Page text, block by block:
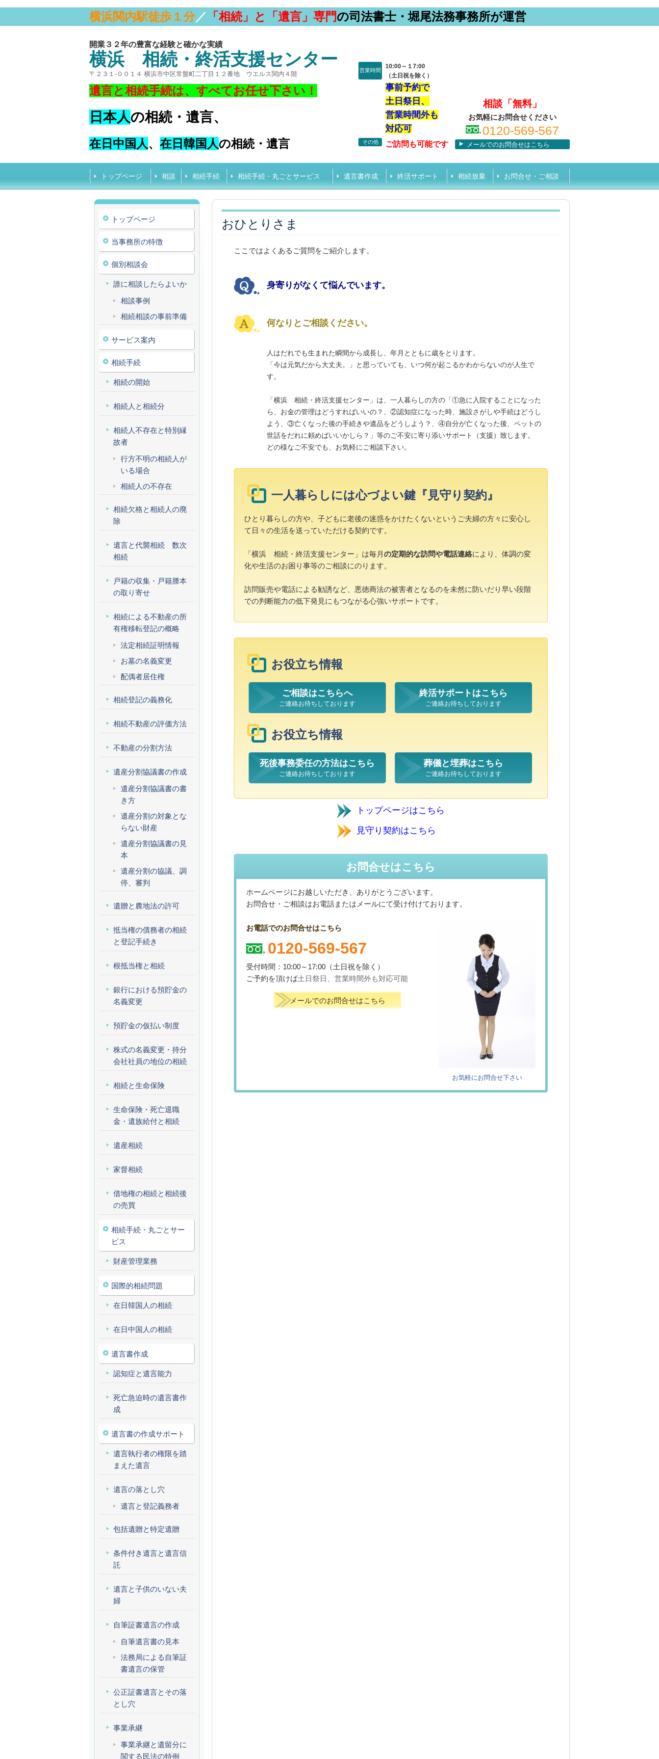
横浜関内駅徒歩１分／ 「 相続」と「遺言」専門の司法書士・堀尾法務事務所が運営
開業３２年の豊富な経験と確かな実績
横浜 相続・終活支援センター
〒２３１-００１４ 横浜市中区常盤町二丁目１２番地 ウエルス関内４階
遺言と相続手続は、すべてお任せ下さい！
日本人の相続・遺言、
在日中国人、 在日韓国人の相続・遺言
営業時間
10:00～１7:00
（土日祝を除く）
事前予約で
土日祭日、
営業時間外も
対応可
その他 ご訪問も可能です
相談「無料」
お気軽にお問合せください
0120-569-567
メールでのお問合せはこちら
トップページ 相談 相続手続 相続手続・丸ごとサービス 遺言書作成 終活サポート 相続放棄 お問合せ・ご相談
おひとりさま
ここではよくあるご質問をご紹介します。
身寄りがなくて悩んでいます。
何なりとご相談ください。
人はだれでも生まれた瞬間から成長し、年月とともに歳をとります。
「今は元気だから大丈夫。」と思っていても、いつ何が起こるかわからないのが人生で
す。
「横浜 相続・終活支援センター」は、一人暮らしの方の「①急に入院することになった
ら、お金の管理はどうすればいいの？、②認知症になった時、施設さがしや手続はどうし
よう、③亡くなった後の手続きや遺品をどうしよう？、④自分が亡くなった後、ペットの
世話をだれに頼めばいいかしら？」等のご不安に寄り添いサポート（支援）致します。
どの様なご不安でも、お気軽にご相談下さい。
一人暮らしには心づよい鍵『見守り契約』
ひとり暮らしの方や、子どもに老後の迷惑をかけたくないというご夫婦の方々に安心し
て日々の生活を送っていただける契約です。
「横浜 相続・終活支援センター」は毎月の定期的な訪問や電話連絡により、体調の変
化や生活のお困り事等のご相談にのります。
訪問販売や電話による勧誘など、悪徳商法の被害者となるのを未然に防いだり早い段階
での判断能力の低下発見にもつながる心強いサポートです。
お役立ち情報
ご相談はこちらへ
ご連絡お待ちしております
終活サポートはこちら
ご連絡お待ちしております
お役立ち情報
死後事務委任の方法はこちら
ご連絡お待ちしております
葬儀と埋葬はこちら
ご連絡お待ちしております
トップページはこちら
見守り契約はこちら
お問合せはこちら
ホームページにお越しいただき、ありがとうございます。
お問合せ・ご相談はお電話またはメールにて受け付けております。
お気軽にお問合せ下さい
お電話でのお問合せはこちら
0120-569-567
受付時間：10:00～17:00（土日祝を除く）
ご予約を頂けば土日祭日、 営業時間外も対応可能
メールでのお問合せはこちら
トップページ
当事務所の特徴
個別相談会
誰に相談したらよいか
相談事例
相続相談の事前準備
サービス案内
相続手続
相続の開始
相続人と相続分
相続人不存在と特別縁
故者
行方不明の相続人が
いる場合
相続人の不存在
相続欠格と相続人の廃
除
遺言と代襲相続 数次
相続
戸籍の収集・戸籍謄本
の取り寄せ
相続による不動産の所
有権移転登記の概略
法定相続証明情報
お墓の名義変更
配偶者居住権
相続登記の義務化
相続不動産の評価方法
不動産の分割方法
遺産分割協議書の作成
遺産分割協議書の書
き方
遺産分割の対象とな
らない財産
遺産分割協議書の見
本
遺産分割の協議、調
停、審判
遺贈と農地法の許可
抵当権の債務者の相続
と登記手続き
根抵当権と相続
銀行における預貯金の
名義変更
預貯金の仮払い制度
株式の名義変更・持分
会社社員の地位の相続
相続と生命保険
生命保険・死亡退職
金・遺族給付と相続
遺産相続
家督相続
借地権の相続と相続後
の売買
相続手続・丸ごとサー
ビス
財産管理業務
国際的相続問題
在日韓国人の相続
在日中国人の相続
遺言書作成
認知症と遺言能力
死亡急迫時の遺言書作
成
遺言書の作成サポート
遺言執行者の権限を踏
まえた遺言
遺言の落とし穴
遺言と登記義務者
包括遺贈と特定遺贈
条件付き遺言と遺言信
託
遺言と子供のいない夫
婦
自筆証書遺言の作成
自筆遺言書の見本
法務局による自筆証
書遺言の保管
公正証書遺言とその落
とし穴
事業承継
事業承継と遺留分に
関する民法の特例